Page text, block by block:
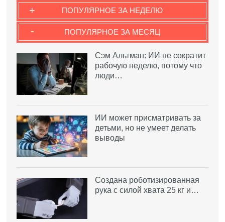
ПОПУЛЯРНОЕ ЗА НЕДЕЛЮ
+
ПОПУЛЯРНОЕ ЗА МЕСЯЦ
-
Сэм Альтман: ИИ не сократит
рабочую неделю, потому что
люди…
ИИ может присматривать за
детьми, но не умеет делать
выводы
Создана роботизированная
рука с силой хвата 25 кг и…